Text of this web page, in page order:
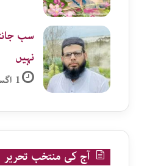
سب
نہیں
1 اگست, 2026
آج کی منتخب تحریر